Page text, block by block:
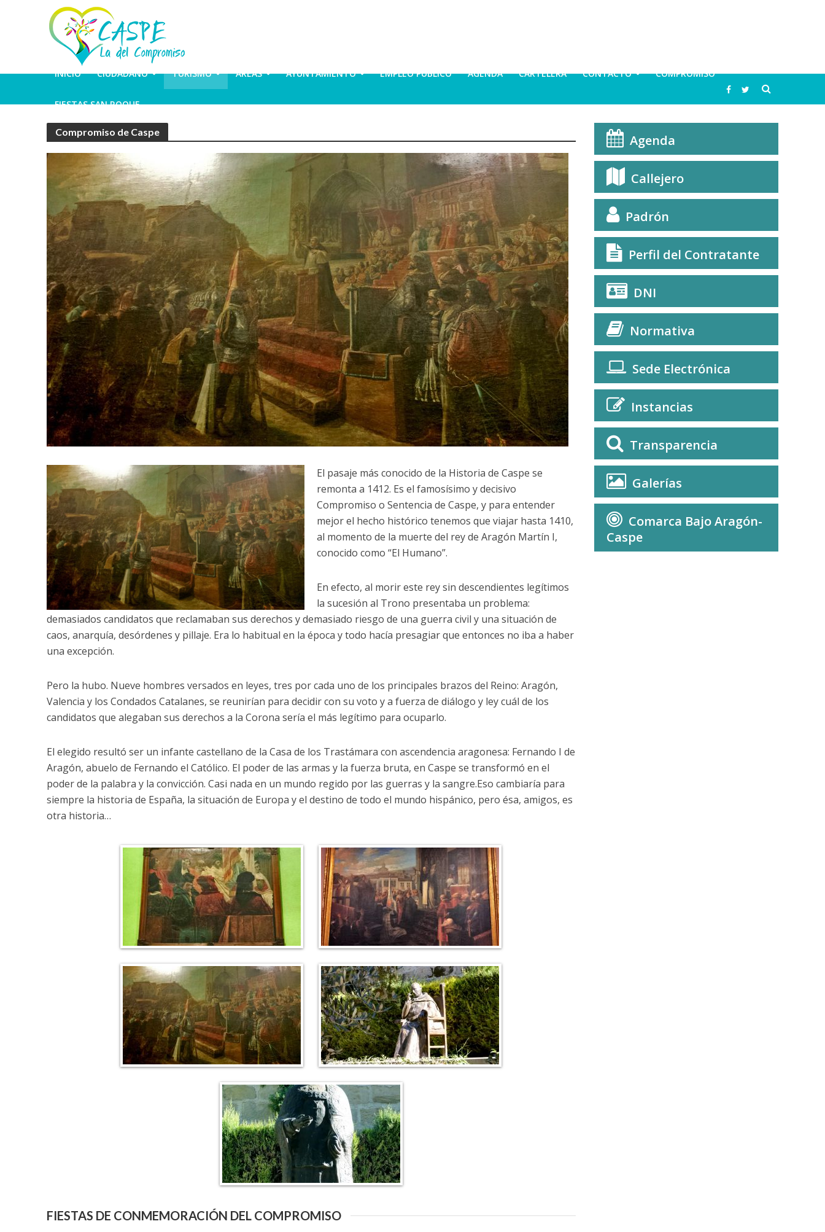
INICIO CIUDADANO TURISMO ÁREAS AYUNTAMIENTO EMPLEO PÚBLICO AGENDA CARTELERA CONTACTO COMPROMISO
FIESTAS SAN ROQUE
Compromiso de Caspe
El pasaje más conocido de la Historia de Caspe se
remonta a 1412. Es el famosísimo y decisivo
Compromiso o Sentencia de Caspe, y para entender
mejor el hecho histórico tenemos que viajar hasta 1410,
al momento de la muerte del rey de Aragón Martín I,
conocido como “El Humano”.
En efecto, al morir este rey sin descendientes legítimos
la sucesión al Trono presentaba un problema:
demasiados candidatos que reclamaban sus derechos y demasiado riesgo de una guerra civil y una situación de
caos, anarquía, desórdenes y pillaje. Era lo habitual en la época y todo hacía presagiar que entonces no iba a haber
una excepción.
Pero la hubo. Nueve hombres versados en leyes, tres por cada uno de los principales brazos del Reino: Aragón,
Valencia y los Condados Catalanes, se reunirían para decidir con su voto y a fuerza de diálogo y ley cuál de los
candidatos que alegaban sus derechos a la Corona sería el más legítimo para ocuparlo.
El elegido resultó ser un infante castellano de la Casa de los Trastámara con ascendencia aragonesa: Fernando I de
Aragón, abuelo de Fernando el Católico. El poder de las armas y la fuerza bruta, en Caspe se transformó en el
poder de la palabra y la convicción. Casi nada en un mundo regido por las guerras y la sangre.Eso cambiaría para
siempre la historia de España, la situación de Europa y el destino de todo el mundo hispánico, pero ésa, amigos, es
otra historia…
FIESTAS DE CONMEMORACIÓN DEL COMPROMISO
Agenda
Callejero
Padrón
Perfil del Contratante
DNI
Normativa
Sede Electrónica
Instancias
Transparencia
Galerías
Comarca Bajo Aragón-
Caspe